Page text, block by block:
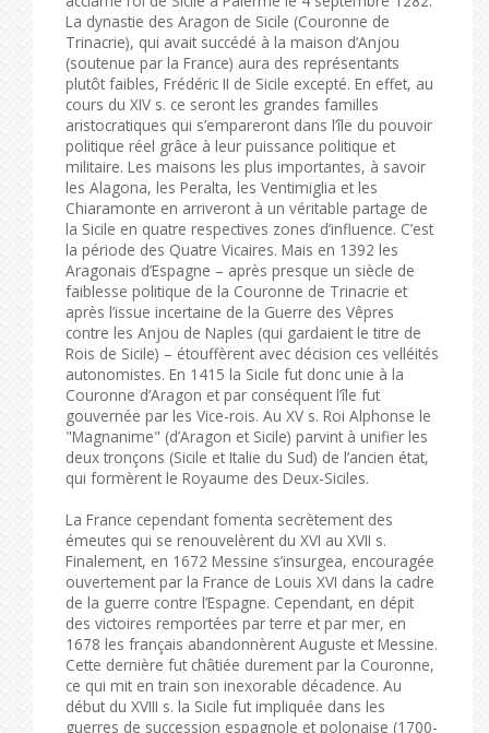
La dynastie des Aragon de Sicile (Couronne de
Trinacrie), qui avait succédé à la maison d’Anjou
(soutenue par la France) aura des représentants
plutôt faibles, Frédéric II de Sicile excepté. En effet, au
cours du XIV s. ce seront les grandes familles
aristocratiques qui s’empareront dans l’île du pouvoir
politique réel grâce à leur puissance politique et
militaire. Les maisons les plus importantes, à savoir
les Alagona, les Peralta, les Ventimiglia et les
Chiaramonte en arriveront à un véritable partage de
la Sicile en quatre respectives zones d’influence. C’est
la période des Quatre Vicaires. Mais en 1392 les
Aragonais d’Espagne – après presque un siècle de
faiblesse politique de la Couronne de Trinacrie et
après l’issue incertaine de la Guerre des Vêpres
contre les Anjou de Naples (qui gardaient le titre de
Rois de Sicile) – étouffèrent avec décision ces velléités
autonomistes. En 1415 la Sicile fut donc unie à la
Couronne d’Aragon et par conséquent l’île fut
gouvernée par les Vice-rois. Au XV s. Roi Alphonse le
"Magnanime" (d’Aragon et Sicile) parvint à unifier les
deux tronçons (Sicile et Italie du Sud) de l’ancien état,
qui formèrent le Royaume des Deux-Siciles.
La France cependant fomenta secrètement des
émeutes qui se renouvelèrent du XVI au XVII s.
Finalement, en 1672 Messine s’insurgea, encouragée
ouvertement par la France de Louis XVI dans la cadre
de la guerre contre l’Espagne. Cependant, en dépit
des victoires remportées par terre et par mer, en
1678 les français abandonnèrent Auguste et Messine.
Cette dernière fut châtiée durement par la Couronne,
ce qui mit en train son inexorable décadence. Au
début du XVIII s. la Sicile fut impliquée dans les
guerres de succession espagnole et polonaise (1700-